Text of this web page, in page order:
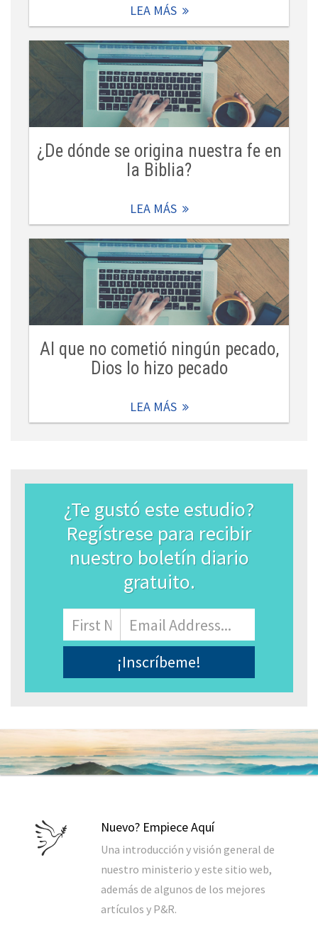
LEA MÁS
¿De dónde se origina nuestra fe en
la Biblia?
LEA MÁS
Al que no cometió ningún pecado,
Dios lo hizo pecado
LEA MÁS
¿Te gustó este estudio?
Regístrese para recibir
nuestro boletín diario
gratuito.
Name
Nombre
Correo
Electrónico
Nuevo? Empiece Aquí
Una introducción y visión general de
nuestro ministerio y este sitio web,
además de algunos de los mejores
artículos y P&R.